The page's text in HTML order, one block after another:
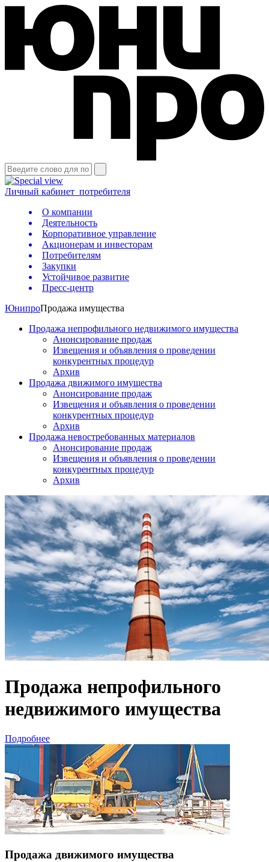
Личный кабинет потребителя
О компании
Деятельность
Корпоративное управление
Акционерам и инвесторам
Потребителям
Закупки
Устойчивое развитие
Пресс-центр
ЮнипроПродажа имущества
Продажа непрофильного недвижимого имущества
Анонсирование продаж
Извещения и объявления о проведении
конкурентных процедур
Архив
Продажа движимого имущества
Анонсирование продаж
Извещения и объявления о проведении
конкурентных процедур
Архив
Продажа невостребованных материалов
Анонсирование продаж
Извещения и объявления о проведении
конкурентных процедур
Архив
Продажа непрофильного
недвижимого имущества
Подробнее
Продажа движимого имущества